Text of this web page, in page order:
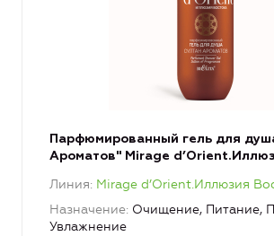
Парфюмированный гель для
Ароматов" Mirage
Линия Mirage d’Orient.Иллюзия
Назначение Очищение, Питание,
Увлажнение